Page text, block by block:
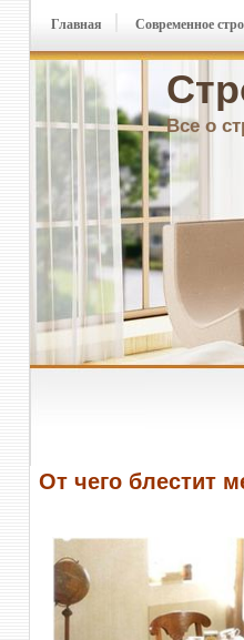
Все о
Главная Современное
От чего блестит